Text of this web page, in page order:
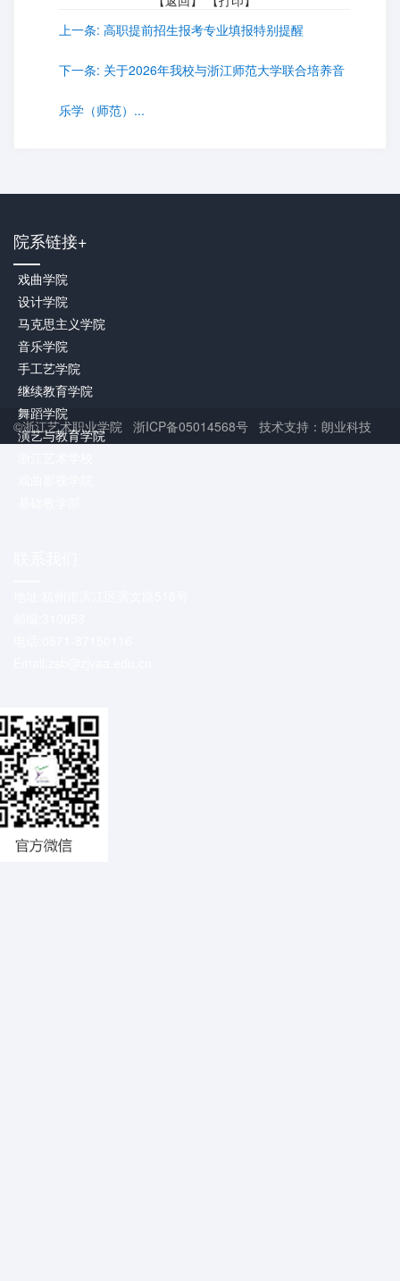
上一条: 高职提前招生报考专业填报特别提醒
下一条: 关于2026年我校与浙江师范大学联合培养音
乐学（师范）...
院系链接+
戏曲学院
设计学院
马克思主义学院
音乐学院
手工艺学院
继续教育学院
舞蹈学院
演艺与教育学院
©浙江艺术职业学院 浙ICP备05014568号 技术支持：朗业科技